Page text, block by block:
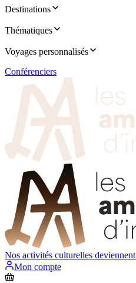
Destinations
Thématiques
Voyages personnalisés
Conférenciers
Nos activités culturelles deviennent
Mon compte